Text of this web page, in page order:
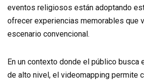
eventos religiosos están adoptando
ofrecer experiencias memorables que
escenario convencional.
En un contexto donde el público busca
de alto nivel, el videomapping permite